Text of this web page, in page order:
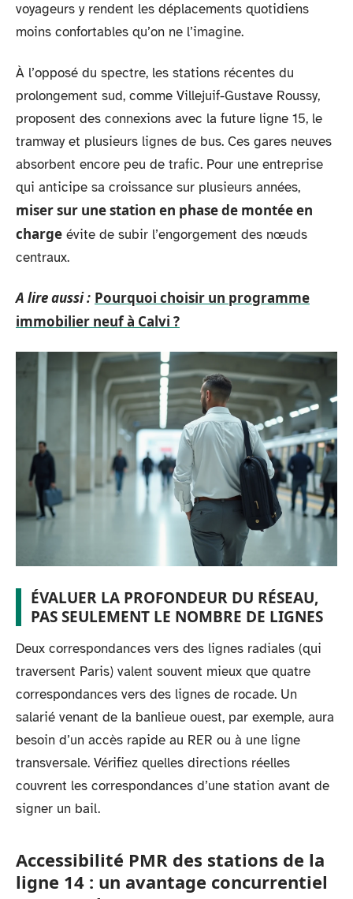
voyageurs y rendent les déplacements quotidiens
moins confortables qu’on ne l’imagine.
À l’opposé du spectre, les stations récentes du
prolongement sud, comme Villejuif-Gustave Roussy,
proposent des connexions avec la future ligne 15, le
tramway et plusieurs lignes de bus. Ces gares neuves
absorbent encore peu de trafic. Pour une entreprise
qui anticipe sa croissance sur plusieurs années,
miser sur une station en phase de montée en
charge évite de subir l’engorgement des nœuds
centraux.
A lire aussi : Pourquoi choisir un programme
immobilier neuf à Calvi ?
ÉVALUER LA PROFONDEUR DU RÉSEAU,
PAS SEULEMENT LE NOMBRE DE LIGNES
Deux correspondances vers des lignes radiales (qui
traversent Paris) valent souvent mieux que quatre
correspondances vers des lignes de rocade. Un
salarié venant de la banlieue ouest, par exemple, aura
besoin d’un accès rapide au RER ou à une ligne
transversale. Vérifiez quelles directions réelles
couvrent les correspondances d’une station avant de
signer un bail.
Accessibilité PMR des stations de la
ligne 14 : un avantage concurrentiel